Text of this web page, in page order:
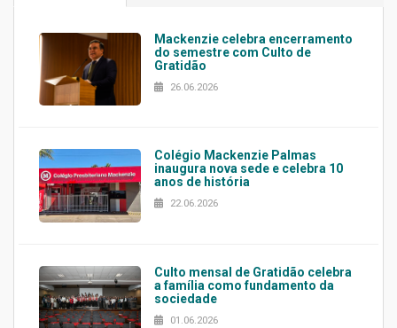
Mackenzie celebra encerramento
do semestre com Culto de
Gratidão
26.06.2026
Colégio Mackenzie Palmas
inaugura nova sede e celebra 10
anos de história
22.06.2026
Culto mensal de Gratidão celebra
a família como fundamento da
sociedade
01.06.2026